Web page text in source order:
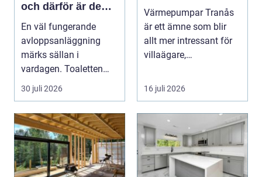
och därför är de
viktigare än många
tror
En väl fungerande
avloppsanläggning
märks sällan i
vardagen. Toaletten
spolas, vattnet rinner
30 juli 2026
Värmepumpar Tranås
är ett ämne som blir
allt mer intressant för
villaägare,
o...
16 juli 2026